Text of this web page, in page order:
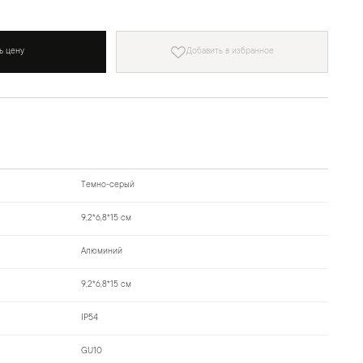
цену Добавить в избранное
Темно-серый
9,2*6,8*15 см
Алюминий
9,2*6,8*15 см
IP54
GU10